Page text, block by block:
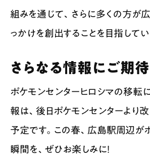
組みを通じて、さらに多くの方が
っかけを創出することを目指してい
さらなる情報にご期待
ポケモンセンターヒロシマの移転
報は、後日ポケモンセンターより
予定です。この春、広島駅周辺が
瞬間を、ぜひお楽しみに！